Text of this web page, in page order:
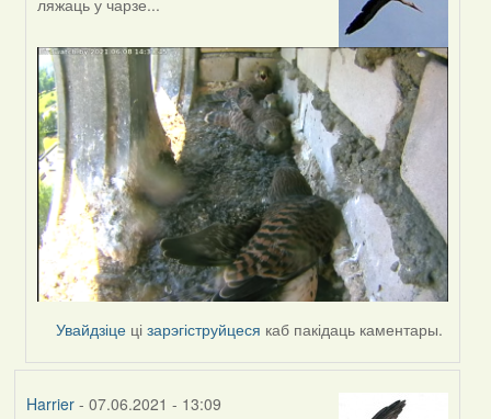
reply
by
Estydaven
ляжаць у чарзе...
Увайдзіце цізарэгіструйцеся каб пакідаць каментары.
Harrier- 07.06.2021 - 13:09